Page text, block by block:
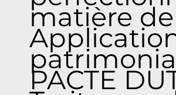
matière de
PACTE